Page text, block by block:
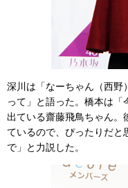
深川は「なーちゃん（西野
って」と語った。橋本は
出ている齋藤飛鳥ちゃん。
ているので、ぴったりだと
で」と力説した。